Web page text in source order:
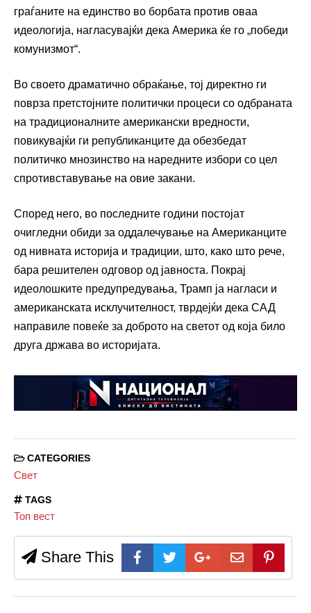
граѓаните на единство во борбата против оваа
идеологија, нагласувајќи дека Америка ќе го „победи
комунизмот“.
Во своето драматично обраќање, тој директно ги
поврза претстојните политички процеси со одбраната
на традиционалните американски вредности,
повикувајќи ги републиканците да обезбедат
политичко мнозинство на наредните избори со цел
спротивставување на овие закани.
Според него, во последните години постојат
очигледни обиди за оддалечување на Американците
од нивната историја и традиции, што, како што рече,
бара решителен одговор од јавноста. Покрај
идеолошките предупредувања, Трамп ја нагласи и
американската исклучителност, тврдејќи дека САД
направиле повеќе за доброто на светот од која било
друга држава во историјата.
CATEGORIES
Свет
TAGS
Топ вест
Share This